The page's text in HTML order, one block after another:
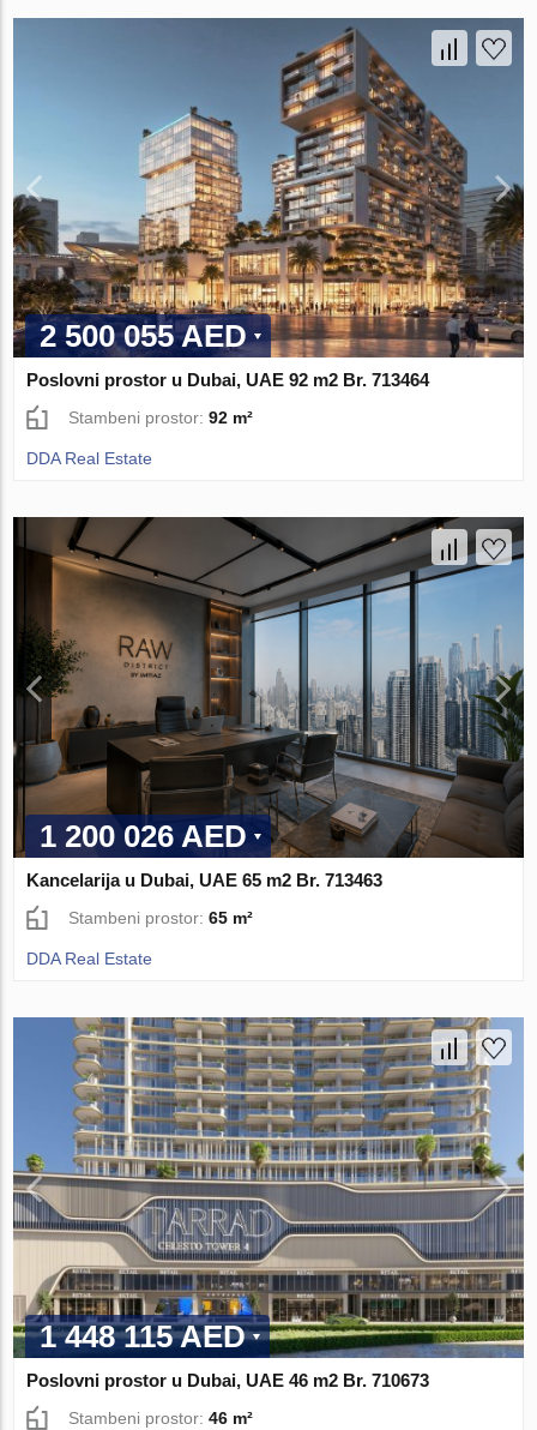
2 500 055 AED
Poslovni prostor u Dubai, UAE 92 m2 Br. 713464
Stambeni prostor:92 m²
DDA Real Estate
1 200 026 AED
Kancelarija u Dubai, UAE 65 m2 Br. 713463
Stambeni prostor:65 m²
DDA Real Estate
1 448 115 AED
Poslovni prostor u Dubai, UAE 46 m2 Br. 710673
Stambeni prostor:46 m²